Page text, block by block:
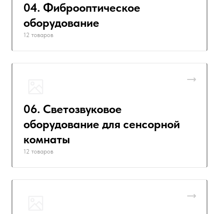
04. Фиброоптическое
оборудование
12 товаров
06. Светозвуковое
оборудование для сенсорной
комнаты
12 товаров